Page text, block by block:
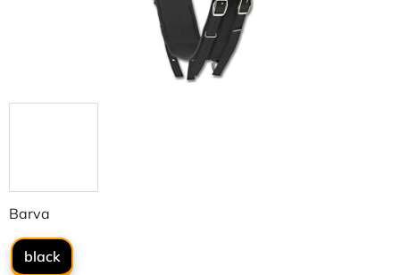
Barva
black